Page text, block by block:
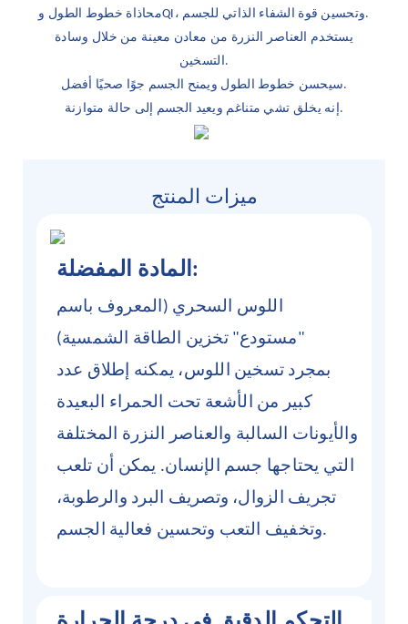
محاذاة خطوط الطول وQI، وتحسين قوة الشفاء الذاتي للجسم.
يستخدم العناصر النزرة من معادن معينة من خلال وسادة
التسخين.
سيحسن خطوط الطول ويمنح الجسم جوًا صحيًا أفضل.
إنه يخلق تشي متناغم ويعيد الجسم إلى حالة متوازنة.
ميزات المنتج
المادة المفضلة:
اللوس السحري (المعروف باسم
"مستودع" تخزين الطاقة الشمسية)
بمجرد تسخين اللوس، يمكنه إطلاق عدد
كبير من الأشعة تحت الحمراء البعيدة
والأيونات السالبة والعناصر النزرة المختلفة
التي يحتاجها جسم الإنسان. يمكن أن تلعب
تجريف الزوال، وتصريف البرد والرطوبة،
وتخفيف التعب وتحسين فعالية الجسم.